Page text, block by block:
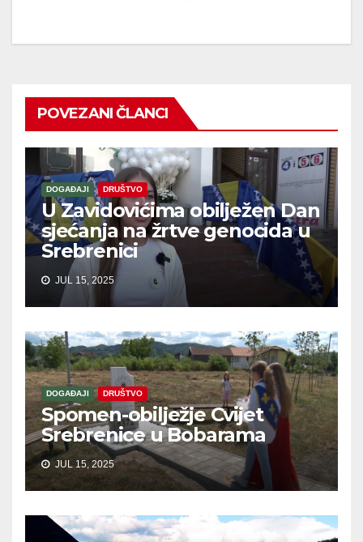
POVEZANI ČLANCI
DOGAĐAJI DRUŠTVO
U Zavidovićima obilježen Dan
sjećanja na žrtve genocida u
Srebrenici
JUL 15, 2025
DOGAĐAJI DRUŠTVO
Spomen-obilježje Cvijet
Srebrenice u Bobarama
JUL 15, 2025